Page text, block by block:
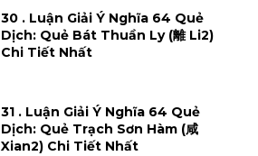
30 . Luận Giải Ý Nghĩa 64 Quẻ
Dịch: Quẻ Bát Thuần Ly (離 Li2)
Chi Tiết Nhất
31 . Luận Giải Ý Nghĩa 64 Quẻ
Dịch: Quẻ Trạch Sơn Hàm (咸
Xian2) Chi Tiết Nhất